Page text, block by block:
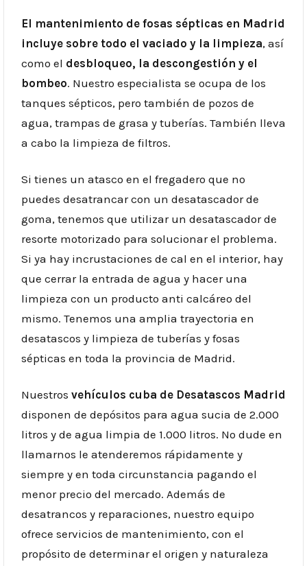
El mantenimiento de fosas sépticas en Madrid
incluye sobre todo el vaciado y la limpieza, así
como el desbloqueo, la descongestión y el
bombeo. Nuestro especialista se ocupa de los
tanques sépticos, pero también de pozos de
agua, trampas de grasa y tuberías. También lleva
a cabo la limpieza de filtros.
Si tienes un atasco en el fregadero que no
puedes desatrancar con un desatascador de
goma, tenemos que utilizar un desatascador de
resorte motorizado para solucionar el problema.
Si ya hay incrustaciones de cal en el interior, hay
que cerrar la entrada de agua y hacer una
limpieza con un producto anti calcáreo del
mismo. Tenemos una amplia trayectoria en
desatascos y limpieza de tuberías y fosas
sépticas en toda la provincia de Madrid.
Nuestros vehículos cuba de Desatascos Madrid
disponen de depósitos para agua sucia de 2.000
litros y de agua limpia de 1.000 litros. No dude en
llamarnos le atenderemos rápidamente y
siempre y en toda circunstancia pagando el
menor precio del mercado. Además de
desatrancos y reparaciones, nuestro equipo
ofrece servicios de mantenimiento, con el
propósito de determinar el origen y naturaleza